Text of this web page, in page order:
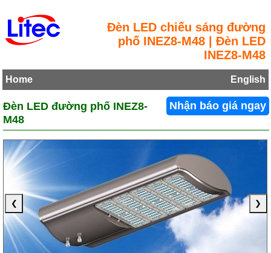
Đèn LED chiếu sáng đường
phố INEZ8-M48 | Đèn LED
INEZ8-M48
Home English
Nhận báo giá ngay
Đèn LED đường phố INEZ8-
M48
❮ ❯